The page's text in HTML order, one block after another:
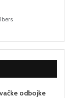
odbojke